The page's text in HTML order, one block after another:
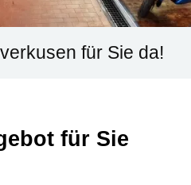
für Sie da!
für Sie